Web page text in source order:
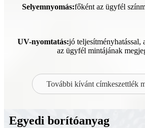
Selyemnyomás:főként az ügyfél
UV-nyomtatás:jó teljesítményhatással,
az ügyfél mintájának
További kívánt címkeszettlék
Egyedi borítóanyag